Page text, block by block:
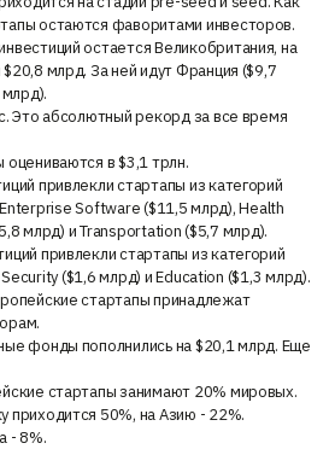
остаются фаворитами инвесторов.
остается Великобритания, на
млрд. За ней идут Франция ($9,7
Это абсолютный рекорд за все время
в $3,1 трлн.
привлекли стартапы из категорий
Software ($11,5 млрд), Health
млрд) и Transportation ($5,7 млрд).
привлекли стартапы из категорий
($1,6 млрд) и Education ($1,3 млрд).
стартапы принадлежат
фонды пополнились на $20,1 млрд. Еще
стартапы занимают 20% мировых.
приходится 50%, на Азию - 22%.
- 8%.